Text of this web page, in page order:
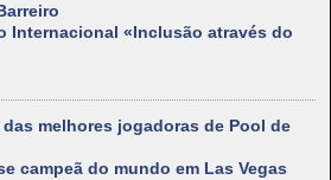
Internacional «Inclusão através do
das melhores jogadoras de Pool de
campeã do mundo em Las Vegas